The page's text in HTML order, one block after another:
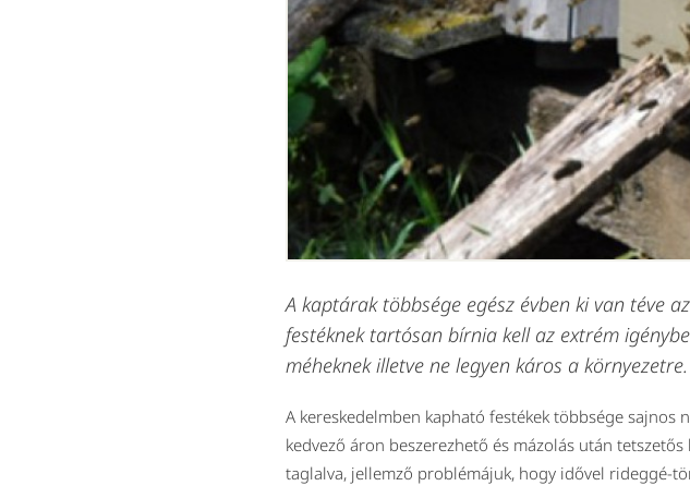
A kaptárak többsége egész évben ki van téve
festéknek tartósan bírnia kell az extrém
méheknek illetve ne legyen káros a környezetre.
A kereskedelmben kapható festékek többsége
kedvező áron beszerezhető és mázolás után
taglalva, jellemző problémájuk, hogy idővel rideggé-